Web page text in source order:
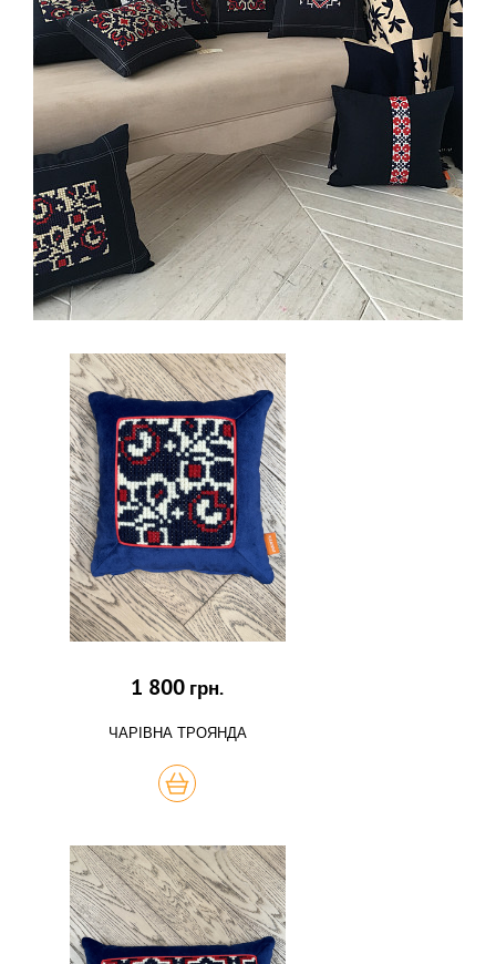
1 800 грн.
ЧАРІВНА ТРОЯНДА
КУПИТЬ